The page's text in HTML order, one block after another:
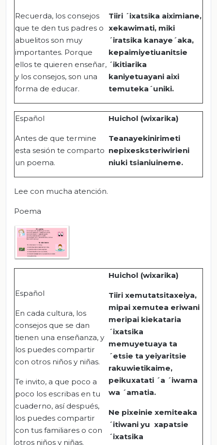
Recuerda, los consejos
que te den tus padres o
abuelitos son muy
importantes. Porque
ellos te quieren enseñar,
y los consejos, son una
forma de educar.
Tiiri ´ixatsika aiximiane,
xekawimati, miki
´iratsika kanaye´aka,
kepaimiyetiuanitsie
´ikitiarika
kaniyetuayani aixi
temuteka´uniki.
Español
Antes de que termine
esta sesión te comparto
un poema.
Huichol (wixarika)
Teanayekinirimeti
nepixesksteriwirieni
niuki tsianiuineme.
Lee con mucha atención.
Poema
Español
En cada cultura, los
consejos que se dan
tienen una enseñanza, y
los puedes compartir
con otros niños y niñas.
Te invito, a que poco a
poco los escribas en tu
cuaderno, así después,
los puedes compartir
con tus familiares o con
otros niños y niñas.
Huichol (wixarika)
Tiiri xemutatsitaxeiya,
mipai xemutea eriwani
meripai kiekataria
´ixatsika
memuyetuaya ta
´etsie ta yeiyaritsie
rakuwietikaime,
peikuxatati ´a ´iwama
wa ´amatia.
Ne pixeinie xemiteaka
´itiwani yu xapatsie
´ixatsika